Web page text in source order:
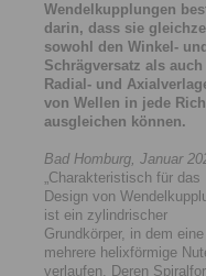
Wendelkupplungen
darin, dass sie
sowohl den Winkel-
Schrägversatz als
Radial- und
von Wellen in jede
ausgleichen können.
Bad Homburg, Januar
„Charakteristisch für das
Design von
ist ein zylindrischer
Grundkörper, in dem
mehrere helixförmige
verlaufen. Deren